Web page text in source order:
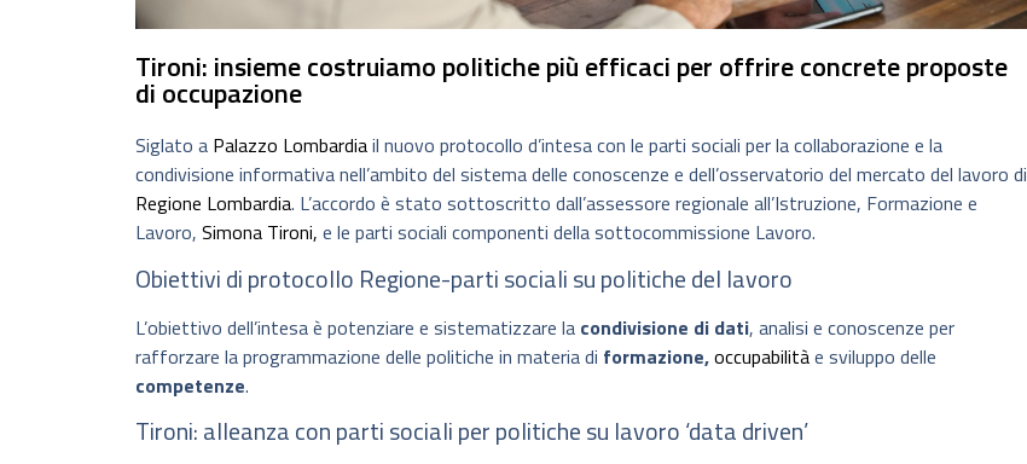
Tironi: insieme costruiamo politiche più efficaci per offrire concrete proposte
di occupazione
Siglato a Palazzo Lombardiail nuovo protocollo d’intesa con le parti sociali per la collaborazione e la
condivisione informativa nell’ambito del sistema delle conoscenze e dell’osservatorio del mercato del lavoro di
Regione Lombardia. L’accordo è stato sottoscritto dall’assessore regionale all’Istruzione, Formazione e
Lavoro, Simona Tironi, e le parti sociali componenti della sottocommissione Lavoro.
Obiettivi di protocollo Regione-parti sociali su politiche del lavoro
L’obiettivo dell’intesa è potenziare e sistematizzare la condivisione di dati, analisi e conoscenze per
rafforzare la programmazione delle politiche in materia di formazione,occupabilitàe sviluppo delle
competenze.
Tironi: alleanza con parti sociali per politiche su lavoro ‘data driven’